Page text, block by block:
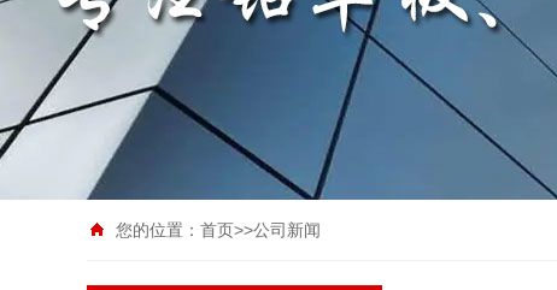
您的位置： 首页>>公司新闻